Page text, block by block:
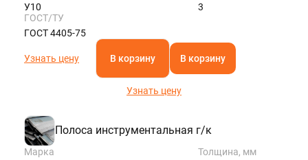
У10
3
ГОСТ/ТУ
ГОСТ 4405-75
Узнать цену В корзину В корзину
Узнать цену
Полоса инструментальная г/к
Марка
Толщина, мм